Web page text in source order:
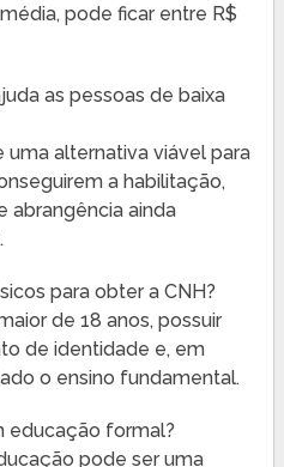
pode ficar entre R$
as pessoas de baixa
uma alternativa viável para
a habilitação,
abrangência ainda
para obter a CNH?
de 18 anos, possuir
de identidade e, em
o ensino fundamental.
educação formal?
pode ser uma